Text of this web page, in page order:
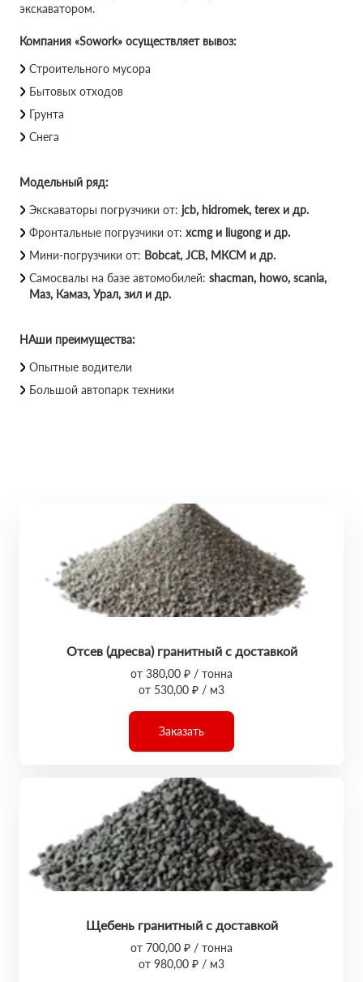
экскаватором.
Компания «Sowork» осуществляет вывоз:
Строительного мусора
Бытовых отходов
Грунта
Снега
Модельный ряд:
Экскаваторы погрузчики от: jcb, hidromek, terex и др.
Фронтальные погрузчики от: xcmg и liugong и др.
Мини-погрузчики от: Bobcat, JCB, МКСМ и др.
Самосвалы на базе автомобилей: shacman, howo, scania,
Маз, Камаз, Урал, зил и др.
НАши преимущества:
Опытные водители
Большой автопарк техники
Отсев (дресва) гранитный с доставкой
от 380,00 ₽ / тонна
от 530,00 ₽ / м3
Заказать
Щебень гранитный с доставкой
от 700,00 ₽ / тонна
от 980,00 ₽ / м3